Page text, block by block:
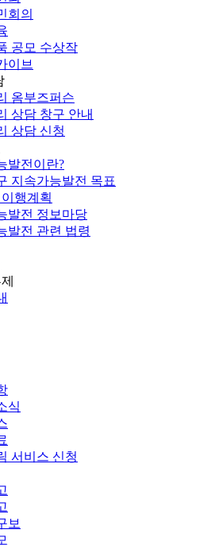
회의
공모 수상작
이브
옴부즈퍼슨
상담 창구 안내
상담 신청
발전이란?
지속가능발전 목표
행계획
발전 정보마당
발전 관련 법령
식
서비스 신청
보